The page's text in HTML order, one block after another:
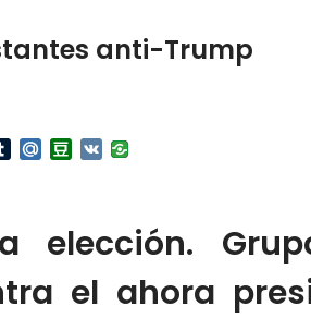
anti-Trump
TumblrMail.RuDouban
VK
elección.
el ahora